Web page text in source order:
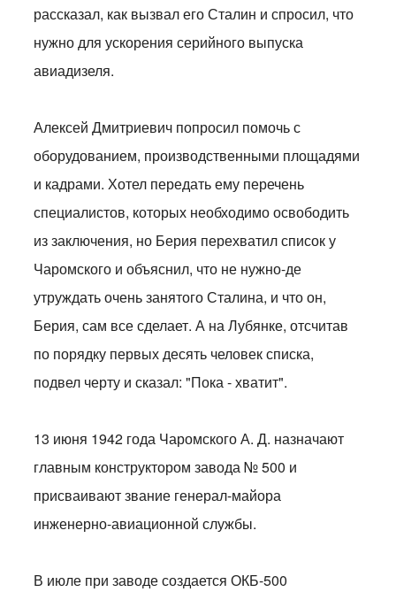
рассказал, как вызвал его Сталин и спросил, что
нужно для ускорения серийного выпуска
авиадизеля.
Алексей Дмитриевич попросил помочь с
оборудованием, производственными площадями
и кадрами. Хотел передать ему перечень
специалистов, которых необходимо освободить
из заключения, но Берия перехватил список у
Чаромского и объяснил, что не нужно-де
утруждать очень занятого Сталина, и что он,
Берия, сам все сделает. А на Лубянке, отсчитав
по порядку первых десять человек списка,
подвел черту и сказал: "Пока - хватит".
13 июня 1942 года Чаромского А. Д. назначают
главным конструктором завода № 500 и
присваивают звание генерал-майора
инженерно-авиационной службы.
В июле при заводе создается ОКБ-500